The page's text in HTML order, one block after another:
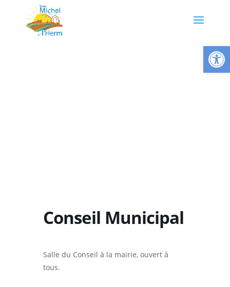
Conseil Municipal
Salle du Conseil à la mairie, ouvert à
tous.
Ouvrir